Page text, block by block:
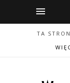
TA